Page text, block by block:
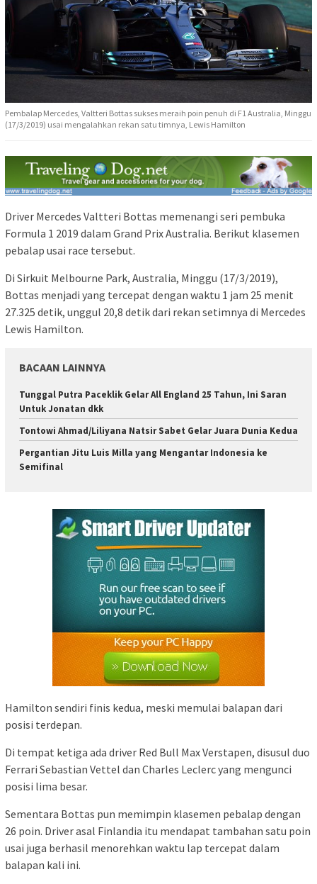
Pembalap Mercedes, Valtteri Bottas sukses meraih poin penuh di F1 Australia, Minggu
(17/3/2019) usai mengalahkan rekan satu timnya, Lewis Hamilton
Driver Mercedes Valtteri Bottas memenangi seri pembuka
Formula 1 2019 dalam Grand Prix Australia. Berikut klasemen
pebalap usai race tersebut.
Di Sirkuit Melbourne Park, Australia, Minggu (17/3/2019),
Bottas menjadi yang tercepat dengan waktu 1 jam 25 menit
27.325 detik, unggul 20,8 detik dari rekan setimnya di Mercedes
Lewis Hamilton.
BACAAN LAINNYA
Tunggal Putra Paceklik Gelar All England 25 Tahun, Ini Saran
Untuk Jonatan dkk
Tontowi Ahmad/Liliyana Natsir Sabet Gelar Juara Dunia Kedua
Pergantian Jitu Luis Milla yang Mengantar Indonesia ke
Semifinal
Hamilton sendiri finis kedua, meski memulai balapan dari
posisi terdepan.
Di tempat ketiga ada driver Red Bull Max Verstapen, disusul duo
Ferrari Sebastian Vettel dan Charles Leclerc yang mengunci
posisi lima besar.
Sementara Bottas pun memimpin klasemen pebalap dengan
26 poin. Driver asal Finlandia itu mendapat tambahan satu poin
usai juga berhasil menorehkan waktu lap tercepat dalam
balapan kali ini.